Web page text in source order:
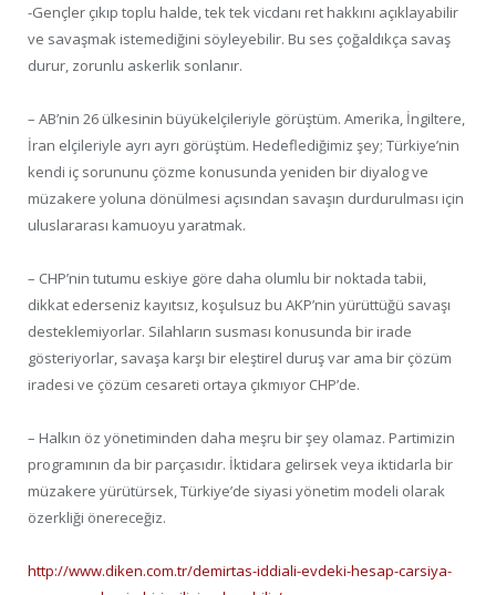
-Gençler çıkıp toplu halde, tek tek vicdanı ret hakkını açıklayabilir
ve savaşmak istemediğini söyleyebilir. Bu ses çoğaldıkça savaş
durur, zorunlu askerlik sonlanır.
– AB’nin 26 ülkesinin büyükelçileriyle görüştüm. Amerika, İngiltere,
İran elçileriyle ayrı ayrı görüştüm. Hedeflediğimiz şey; Türkiye’nin
kendi iç sorununu çözme konusunda yeniden bir diyalog ve
müzakere yoluna dönülmesi açısından savaşın durdurulması için
uluslararası kamuoyu yaratmak.
– CHP’nin tutumu eskiye göre daha olumlu bir noktada tabii,
dikkat ederseniz kayıtsız, koşulsuz bu AKP’nin yürüttüğü savaşı
desteklemiyorlar. Silahların susması konusunda bir irade
gösteriyorlar, savaşa karşı bir eleştirel duruş var ama bir çözüm
iradesi ve çözüm cesareti ortaya çıkmıyor CHP’de.
– Halkın öz yönetiminden daha meşru bir şey olamaz. Partimizin
programının da bir parçasıdır. İktidara gelirsek veya iktidarla bir
müzakere yürütürsek, Türkiye’de siyasi yönetim modeli olarak
özerkliği önereceğiz.
http://www.diken.com.tr/demirtas-iddiali-evdeki-hesap-carsiya-